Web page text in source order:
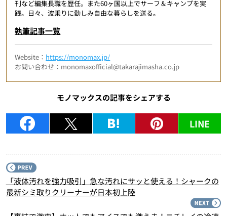
刊など編集長職を歴任。また60ヶ国以上でサーフ＆キャンプを実
践。日々、波乗りに勤しみ自由な暮らしを送る。
執筆記事一覧
Website： https://monomax.jp/
お問い合わせ：monomaxofficial@takarajimasha.co.jp
モノマックスの記事をシェアする
LINE
「液体汚れを強力吸引」急な汚れにサッと使える！シャークの
最新シミ取りクリーナーが日本初上陸